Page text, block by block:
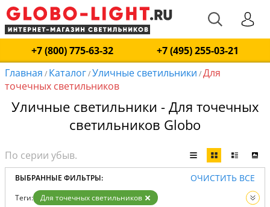
+7 (800) 775-63-32
+7 (495) 255-03-21
Главная / Каталог/Уличные светильники /Для
точечных светильников
Уличные светильники - Для точечных
светильников Globo
ВЫБРАННЫЕ ФИЛЬТРЫ: ОЧИСТИТЬ ВСЕ
Теги:
Для точечных светильников